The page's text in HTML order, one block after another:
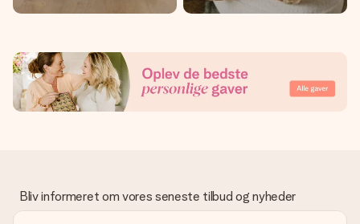
Bliv informeret om vores seneste tilbud og nyheder